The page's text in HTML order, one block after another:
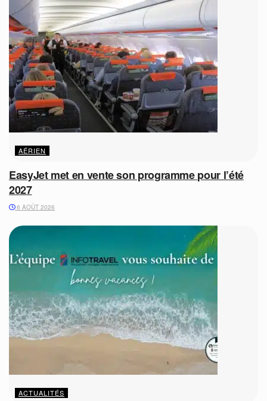
AÉRIEN
EasyJet met en vente son programme pour l’été
2027
6 AOÛT 2026
ACTUALITÉS